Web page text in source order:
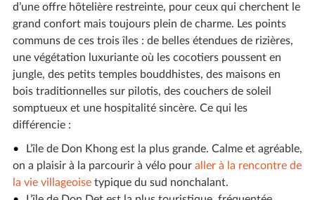
d’une offre hôtelière restreinte, pour ceux qui cherchent le
grand confort mais toujours plein de charme. Les points
communs de ces trois îles : de belles étendues de rizières,
une végétation luxuriante où les cocotiers poussent en
jungle, des petits temples bouddhistes, des maisons en
bois traditionnelles sur pilotis, des couchers de soleil
somptueux et une hospitalité sincère. Ce qui les
différencie :
L’île de Don Khong est la plus grande. Calme et agréable,
on a plaisir à la parcourir à vélo pour aller à la rencontre de
la vie villageoisetypique du sud nonchalant.